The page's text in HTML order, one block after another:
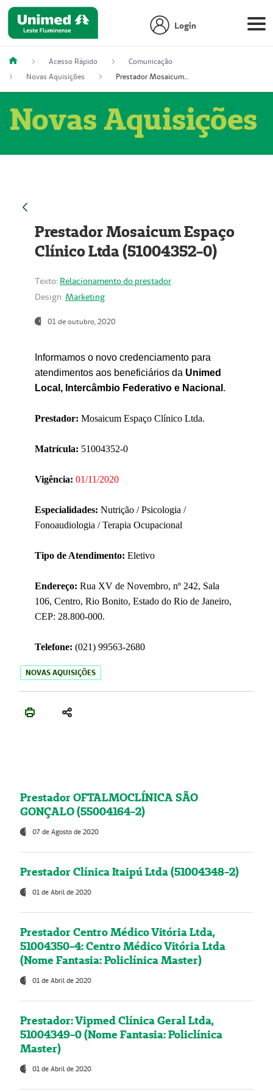
Login
Acesso Rápido
Comunicação
Novas Aquisições
Prestador Mosaicum Espaço Clínico Ltda (51004352-0)
Novas Aquisições
Prestador Mosaicum Espaço
Clínico Ltda (51004352-0)
Texto: Relacionamento do prestador
Design: Marketing
01 de outubro, 2020
Informamos o novo credenciamento para
atendimentos aos beneficiários da Unimed
Local, Intercâmbio Federativo e Nacional .
Prestador: Mosaicum Espaço Clínico Ltda.
Matrícula: 51004352-0
Vigência: 01/11/2020
Especialidades: Nutrição / Psicologia /
Fonoaudiologia / Terapia Ocupacional
Tipo de Atendimento: Eletivo
Endereço: Rua XV de Novembro, nº 242, Sala
106, Centro, Rio Bonito, Estado do Rio de Janeiro,
CEP: 28.800-000.
Telefone: (021) 99563-2680
NOVAS AQUISIÇÕES
Prestador OFTALMOCLÍNICA SÃO
GONÇALO (55004164-2)
07 de Agosto de 2020
Prestador Clínica Itaipú Ltda (51004348-2)
01 de Abril de 2020
Prestador Centro Médico Vitória Ltda,
51004350-4: Centro Médico Vitória Ltda
(Nome Fantasia: Policlínica Master)
01 de Abril de 2020
Prestador: Vipmed Clínica Geral Ltda,
51004349-0 (Nome Fantasia: Policlínica
Master)
01 de Abril de 2020